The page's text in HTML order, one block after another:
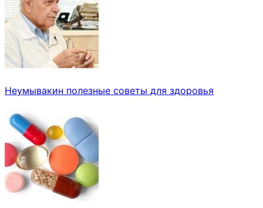
Неумывакин полезные советы для здоровья